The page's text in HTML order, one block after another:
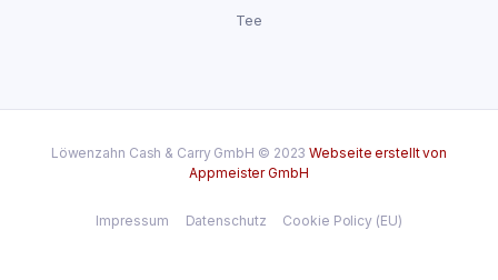
Tee
Löwenzahn Cash & Carry GmbH © 2023Webseite erstellt von
Appmeister GmbH
Impressum Datenschutz Cookie Policy (EU)